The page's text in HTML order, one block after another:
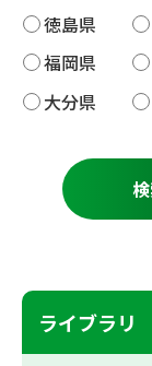
徳島県
福岡県
大分県
ライブラリ